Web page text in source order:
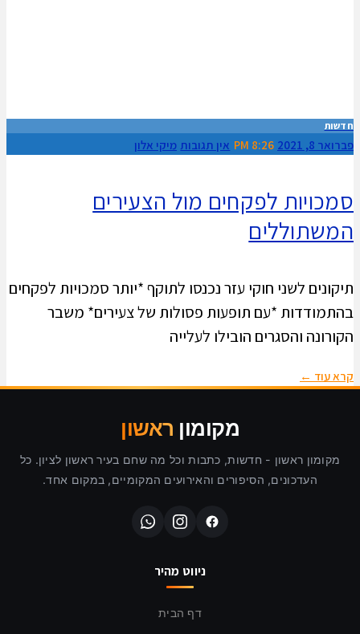
חדשות
פברואר 8, 2021 8:26 PM אין תגובות מיקי אלון
סמכויות לפקחים מול הצעירים
המשתוללים
תיקונים לשני חוקי עזר נכנסו לתוקף *יותר סמכויות לפקחים
בהתמודדות *עם תופעות פסולות של צעירים* משבר
הקורונה והסגרים הובילו לעלייה
קרא עוד ←
מקומון ראשון
מקומון ראשון - חדשות, כתבות וכל מה שחם בעיר ראשון לציון. כל
העדכונים, הסיפורים והאירועים המקומיים, במקום אחד.
ניווט מהיר
דף הבית